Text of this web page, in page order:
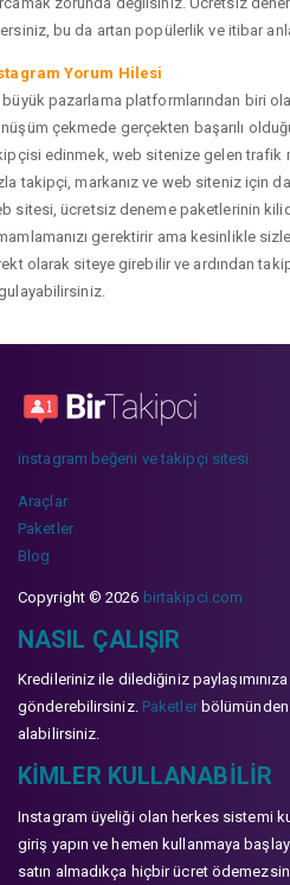
bu da artan popülerlik ve itibar
Yorum Hilesi
büyük pazarlama platformlarından biri
çekmede gerçekten başarılı
edinmek, web sitenize gelen trafik
takipçi, markanız ve web siteniz için
sitesi, ücretsiz deneme paketlerinin
gerektirir ama kesinlikle
olarak siteye girebilir ve ardından
instagram beğeni ve takipçi sitesi
Araçlar
Paketler
Blog
Copyright © 2026 birtakipci.com
NASIL ÇALIŞIR
Kredileriniz ile dilediğiniz
gönderebilirsiniz. Paketlerbölümünden
alabilirsiniz.
KIMLER KULLANABILIR
Instagram üyeliği olan herkes sistemi
giriş yapın ve hemen kullanmaya
satın almadıkça hiçbir ücret